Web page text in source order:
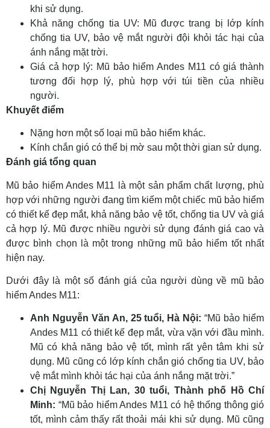
khi sử dụng.
Khả năng chống tia UV: Mũ được trang bị lớp kính
chống tia UV, bảo vệ mắt người đội khỏi tác hại của
ánh nắng mặt trời.
Giá cả hợp lý: Mũ bảo hiểm Andes M11 có giá thành
tương đối hợp lý, phù hợp với túi tiền của nhiều
người.
Khuyết điểm
Nặng hơn một số loại mũ bảo hiểm khác.
Kính chắn gió có thể bị mờ sau một thời gian sử dụng.
Đánh giá tổng quan
Mũ bảo hiểm Andes M11 là một sản phẩm chất lượng, phù
hợp với những người đang tìm kiếm một chiếc mũ bảo hiểm
có thiết kế đẹp mắt, khả năng bảo vệ tốt, chống tia UV và giá
cả hợp lý. Mũ được nhiều người sử dụng đánh giá cao và
được bình chọn là một trong những mũ bảo hiểm tốt nhất
hiện nay.
Dưới đây là một số đánh giá của người dùng về mũ bảo
hiểm Andes M11:
Anh Nguyễn Văn An, 25 tuổi, Hà Nội: “Mũ bảo hiểm
Andes M11 có thiết kế đẹp mắt, vừa vặn với đầu mình.
Mũ có khả năng bảo vệ tốt, mình rất yên tâm khi sử
dụng. Mũ cũng có lớp kính chắn gió chống tia UV, bảo
vệ mắt mình khỏi tác hại của ánh nắng mặt trời.”
Chị Nguyễn Thị Lan, 30 tuổi, Thành phố Hồ Chí
Minh: “Mũ bảo hiểm Andes M11 có hệ thống thông gió
tốt, mình cảm thấy rất thoải mái khi sử dụng. Mũ cũng